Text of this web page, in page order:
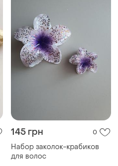
145 грн 0
Набор заколок-крабиков
для волос